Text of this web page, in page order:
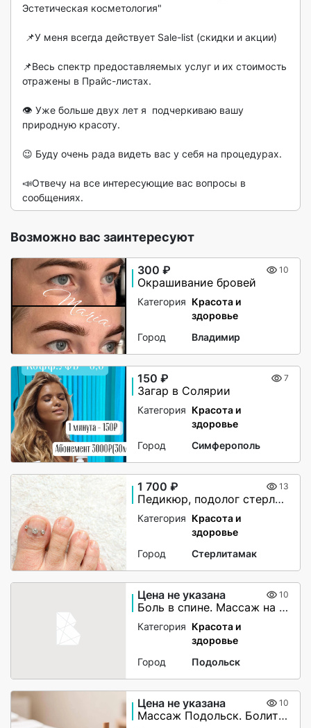
Эстетическая косметология"
📌Весь спектр предоставляемых услуг и их стоимость
отражены в Прайс-листах.
👁️ Уже больше двух лет я  подчеркиваю вашу
природную красоту.
😉 Буду очень рада видеть вас у себя на процедурах.
📣Отвечу на все интересующие вас вопросы в
сообщениях.
Возможно вас заинтересуют
300 ₽ 10
Окрашивание бровей
Категория Красота и
здоровье
Город
Владимир
150 ₽ 7
Загар в Солярии
Категория Красота и
здоровье
Город
Симферополь
1 700 ₽ 13
Педикюр, подолог стерлитамак
Категория Красота и
здоровье
Город
Стерлитамак
Цена не указана 10
Боль в спине. Массаж на дому. Подольск
Категория Красота и
здоровье
Город
Подольск
Цена не указана 10
Массаж Подольск. Болит грудь при вдохе? Межрёберная невралгия?